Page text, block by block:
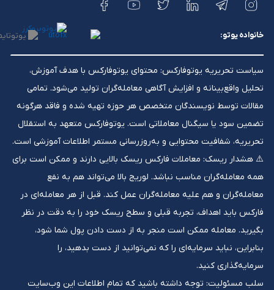
خانواده یوتو:
سیاست تحریریه یوتوفارکس: محتوای یوتوفارکس با هدف آموزش،
تحلیل واقع‌بینانه و افزایش آگاهی معامله‌گران تولید می‌شود. تمامی
مقالات توسط نویسندگان متخصص هر حوزه تهیه شده و فاقد هرگونه
تضمین سود یا سیگنال معاملاتی است. یوتوفارکس متعهد به استقلال
تحریریه، شفافیت محتوایی و به‌روزرسانی مستمر اطلاعات آموزشی است.
⚠️ هشدار ریسک: معاملات فارکس ریسک بالایی دارند و ممکن است برای
همه معامله‌گران مناسب نباشد. لوریج بالا می‌تواند هم به نفع
معامله‌گران و هم علیه معامله‌گران عمل کند. قبل از هر معامله‌ای در
فارکس باید اهداف، تجربه قبلی و سطح ریسک خود را به دقت در نظر
بگیرید. معامله ممکن است منجر به از دست دادن پول شما شود،
بنابراین، نباید سرمایه‌ای را که نمی‌توانید از دست بدهید، را
سرمایه‌گذاری کنید.
سلب مسئولیت: توجه داشته باشید که تمام اطلاعات این وب‌سایت